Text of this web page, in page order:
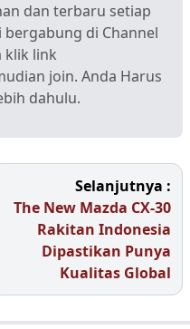
dan terbaru setiap
di Channel
klik link
join. Anda Harus
dahulu.
Selanjutnya :
The New Mazda CX-30
Rakitan Indonesia
Dipastikan Punya
Kualitas Global